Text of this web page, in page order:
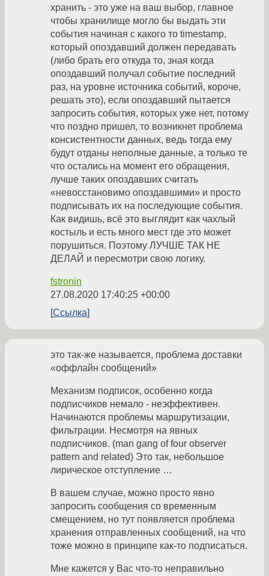
хранить - это уже на ваш выбор, главное
чтобы хранилище могло бы выдать эти
события начиная с какого то timestamp,
который опоздавший должен передавать
(либо брать его откуда то, зная когда
опоздавший получал событие последний
раз, на уровне источника событий, короче,
решать это), если опоздавший пытается
запросить события, которых уже нет, потому
что поздно пришел, то возникнет проблема
консистентности данных, ведь тогда ему
будут отданы неполные данные, а только те
что остались на момент его обращения,
лучше таких опоздавших считать
«невосстановимо опоздавшими» и просто
подписывать их на последующие события.
Как видишь, всё это выглядит как чахлый
костыль и есть много мест где это может
порушиться. Поэтому ЛУЧШЕ ТАК НЕ
ДЕЛАЙ и пересмотри свою логику.
fstronin
27.08.2020 17:40:25 +00:00
Ссылка
это так-же называется, проблема доставки
«оффлайн сообщений»
Механизм подписок, особенно когда
подписчиков немало - неэффективен.
Начинаются проблемы маршрутизации,
фильтрации. Несмотря на явных
подписчиков. (man gang of four observer
pattern and related) Это так, небольшое
лирическое отступление …
В вашем случае, можно просто явно
запросить сообщения со временным
смещением, но тут появляется проблема
хранения отправленных сообщений, на что
тоже можно в принципе как-то подписаться.
Мне кажется у Вас что-то неправильно